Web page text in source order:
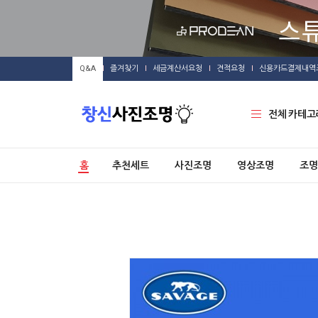
Q&A 즐겨찾기 세금계산서요청 견적요청 신용카드결제내역
전체 카테고
홈 추천세트 사진조명 영상조명 조